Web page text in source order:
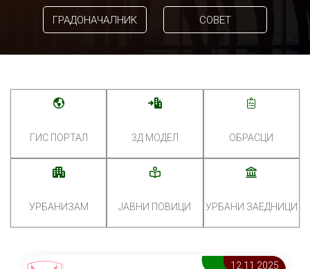
ГРАДОНАЧАЛНИК СОВЕТ
ГИС ПОРТАЛ 3Д МОДЕЛ ОБРАСЦИ
УРБАНИЗАМ ЈАВНИ ПОВИЦИ УРБАНИ ЗАЕДНИЦИ
12.11 2025